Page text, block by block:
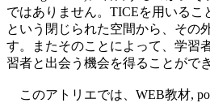
ではありません。TICEを用いるこ
という閉じられた空間から、その
す。またそのことによって、学習
習者と出会う機会を得ることがで
このアトリエでは、WEB教材,